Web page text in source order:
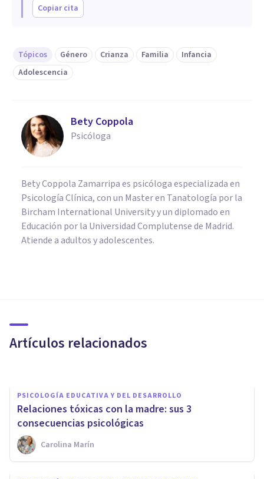
Copiar cita
Tópicos Género Crianza Familia
Infancia
Adolescencia
Bety Coppola
Psicóloga
Bety Coppola Zamarripa es psicóloga especializada en
Psicología Clínica, con un Master en Tanatología por la
Bircham International University y un diplomado en
Educación por la Universidad Complutense de Madrid.
Atiende a adultos y adolescentes.
Artículos relacionados
desde la crianza
PSICOLOGÍA EDUCATIVA Y DEL DESARROLLO
Relaciones tóxicas con la madre: sus 3
consecuencias psicológicas
Carolina Marín
PSICOLOGÍA EDUCATIVA Y DEL DESARROLLO
La educación de los niños y